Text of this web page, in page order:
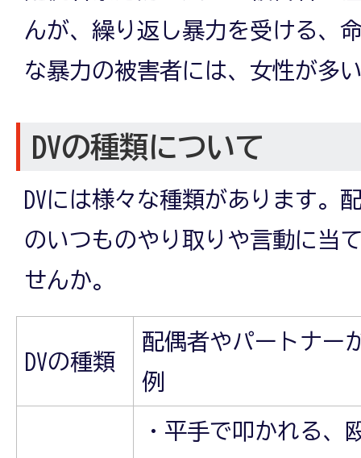
んが、繰り返し暴力を受ける、
な暴力の被害者には、女性が多
DVの種類について
DVには様々な種類があります。
のいつものやり取りや言動に当
せんか。
DVの種類
配偶者やパートナー
例
・平手で叩かれる、